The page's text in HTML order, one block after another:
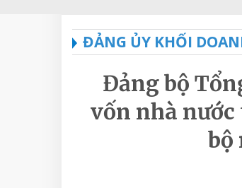
ĐẢNG ỦY KHỐI
Đảng bộ
vốn nhà
bộ